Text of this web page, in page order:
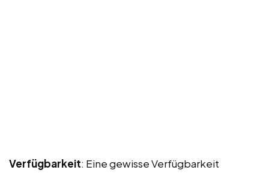
Verfügbarkeit: Eine gewisse Verfügbarkeit